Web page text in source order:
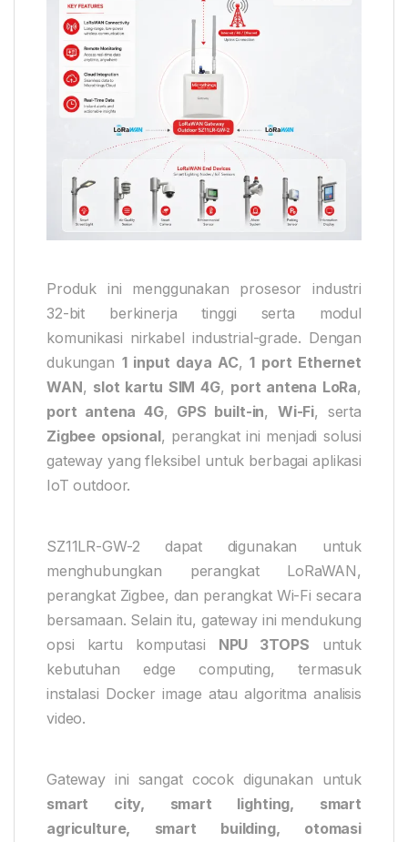
Produk ini menggunakan prosesor industri
32-bit berkinerja tinggi serta modul
komunikasi nirkabel industrial-grade. Dengan
dukungan 1 input daya AC,1 port Ethernet
WAN, slot kartu SIM 4G, port antena LoRa,
port antena 4G, GPS built-in, Wi-Fi, serta
Zigbee opsional, perangkat ini menjadi solusi
gateway yang fleksibel untuk berbagai aplikasi
IoT outdoor.
SZ11LR-GW-2 dapat digunakan untuk
menghubungkan perangkat LoRaWAN,
perangkat Zigbee, dan perangkat Wi-Fi secara
bersamaan. Selain itu, gateway ini mendukung
opsi kartu komputasi NPU 3TOPS untuk
kebutuhan edge computing, termasuk
instalasi Docker image atau algoritma analisis
video.
Gateway ini sangat cocok digunakan untuk
smart city, smart lighting, smart
agriculture, smart building, otomasi